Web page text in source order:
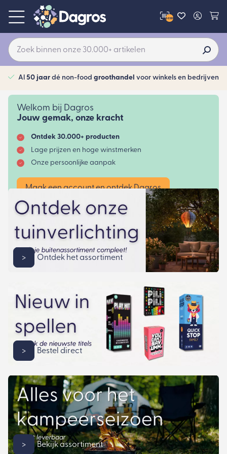
scan
Al 50 jaar dé non-food groothandel voor winkels en bedrijven
Welkom bij Dagros
Jouw gemak, onze kracht
Ontdek 30.000+ producten
Lage prijzen en hoge winstmerken
Onze persoonlijke aanpak
Maak een account en ontdek Dagros
> Ontdek het assortiment
> Bestel direct
> Bekijk assortiment